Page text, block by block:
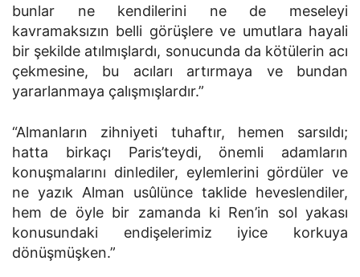
bunlar ne kendilerini ne de meseleyi
kavramaksızın belli görüşlere ve umutlara hayali
bir şekilde atılmışlardı, sonucunda da kötülerin acı
çekmesine, bu acıları artırmaya ve bundan
yararlanmaya çalışmışlardır.”
“Almanların zihniyeti tuhaftır, hemen sarsıldı;
hatta birkaçı Paris’teydi, önemli adamların
konuşmalarını dinlediler, eylemlerini gördüler ve
ne yazık Alman usûlünce taklide heveslendiler,
hem de öyle bir zamanda ki Ren’in sol yakası
konusundaki endişelerimiz iyice korkuya
dönüşmüşken.”